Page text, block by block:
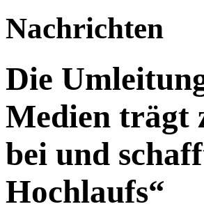
Nachrichten
Die
Medien trägt
bei und
Hochlaufs“